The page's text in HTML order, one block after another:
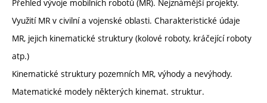
Přehled vývoje mobilních robotů (MR). Nejznámější projekty.
Využití MR v civilní a vojenské oblasti. Charakteristické údaje
MR, jejich kinematické struktury (kolové roboty, kráčející roboty
atp.)
Kinematické struktury pozemních MR, výhody a nevýhody.
Matematické modely některých kinemat. struktur.